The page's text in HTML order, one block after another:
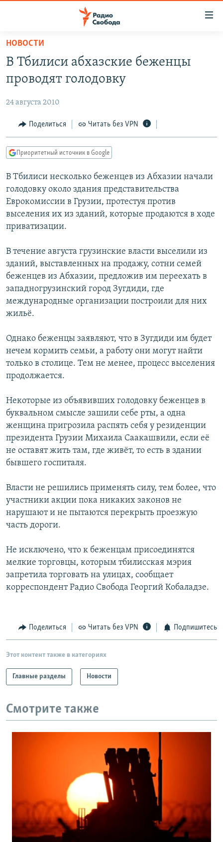
упрощенного
доступа
основному
Вернутся
главной
навигации
Вернутся
поиску
ПРОГРАММЫ
АВТОРСКИЕ ПРОЕКТЫ
ЦИТАТЫ СВОБОДЫ
МНЕНИЯ
IDEL.РЕАЛИИ
КАВКАЗ.РЕАЛИИ
СЕВЕР.РЕАЛИИ
СИБИРЬ.РЕАЛИИ
РАСПИСАНИЕ ВЕЩАНИЯ
ПОДПИШИТЕСЬ НА РАССЫЛКУ
СОЦИАЛЬНЫЕ СЕТИ
Все сайты РСЕ/РС
НОВОСТИ
В Тбилиси абхазские беженцы
проводят голодовку
24 августа 2010
Поделиться Читать без VPN
Приоритетный источник в Google
В Тбилиси несколько беженцев из Абхазии начали
голодовку около здания представительства
Еврокомиссии в Грузии, протестуя против
выселения их из зданий, которые продаются в ходе
приватизации.
В течение августа грузинские власти выселили из
зданий, выставленных на продажу, сотни семей
беженцев из Абхазии, предложив им переехать в
западногрузинский город Зугдиди, где
международные организации построили для них
жильё.
Однако беженцы заявляют, что в Зугдиди им будет
нечем кормить семьи, а работу они могут найти
только в столице. Тем не менее, процесс выселения
продолжается.
Некоторые из объявивших голодовку беженцев в
буквальном смысле зашили себе рты, а одна
женщина пригрозила распять себя у резиденции
президента Грузии Михаила Саакашвили, если её
не оставят жить там, где живёт, то есть в здании
бывшего госпиталя.
Власти не решились применять силу, тем более, что
участники акции пока никаких законов не
нарушают и не пытаются перекрыть проезжую
часть дороги.
Не исключено, что к беженцам присоединятся
мелкие торговцы, которым тбилисская мэрия
запретила торговать на улицах, сообщает
корреспондент Радио Свобода Георгий Кобаладзе.
Поделиться Читать без VPN Подпишитесь
Этот контент также в категориях
Главные разделы Новости
Смотрите также